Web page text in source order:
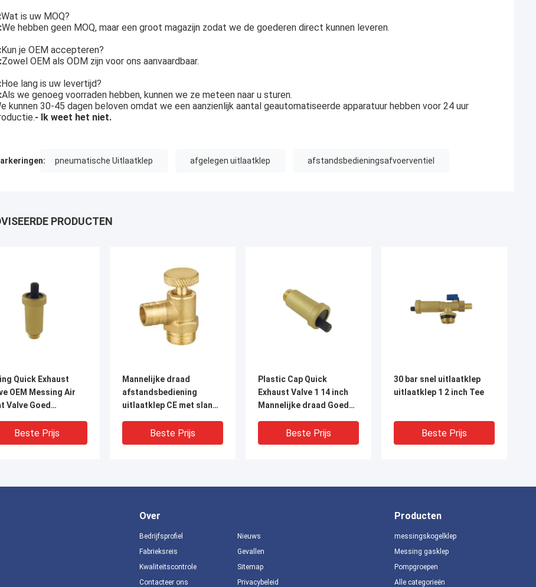
Wat is uw MOQ?
We hebben geen MOQ, maar een groot magazijn zodat we de goederen direct kunnen leveren.
Kun je OEM accepteren?
Zowel OEM als ODM zijn voor ons aanvaardbaar.
Hoe lang is uw levertijd?
Als we genoeg voorraden hebben, kunnen we ze meteen naar u sturen.
kunnen 30-45 dagen beloven omdat we een aanzienlijk aantal geautomatiseerde apparatuur hebben voor 24 uur
- Ik weet het niet.
pneumatische Uitlaatklep afgelegen uitlaatklep afstandsbedieningsafvoerventiel
PRODUCTEN
Quick Exhaust
OEM Messing Air
Valve Goed
Beste Prijs
Mannelijke draad
afstandsbediening
uitlaatklep CE met slang
Beste Prijs
Plastic Cap Quick
Exhaust Valve 1 14 inch
Mannelijke draad Goede
Beste Prijs
30 bar snel uitlaatklep
uitlaatklep 1 2 inch Tee
Beste Prijs
Over
Bedrijfsprofiel
Fabrieksreis
Kwaliteitscontrole
Contacteer ons
Nieuws
Gevallen
Sitemap
Privacybeleid
Producten
messingskogelklep
Messing gasklep
Pompgroepen
Alle categorieën